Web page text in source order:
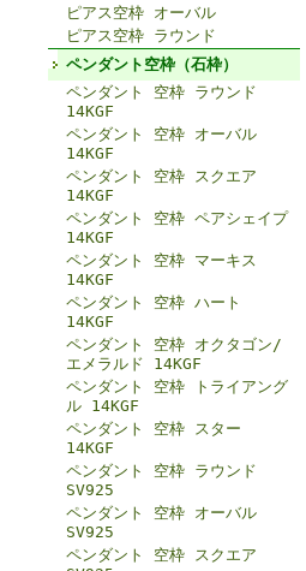
ピアス空枠 オーバル
ピアス空枠 ラウンド
ペンダント空枠（石枠）
ペンダント 空枠 ラウンド
14KGF
ペンダント 空枠 オーバル
14KGF
ペンダント 空枠 スクエア
14KGF
ペンダント 空枠 ペアシェイプ
14KGF
ペンダント 空枠 マーキス
14KGF
ペンダント 空枠 ハート
14KGF
ペンダント 空枠 オクタゴン/
エメラルド 14KGF
ペンダント 空枠 トライアング
ル 14KGF
ペンダント 空枠 スター
14KGF
ペンダント 空枠 ラウンド
SV925
ペンダント 空枠 オーバル
SV925
ペンダント 空枠 スクエア